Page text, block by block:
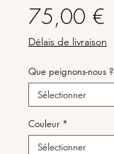
75,00 €
Délais de livraison
Que peignons-nous ?
Couleur *